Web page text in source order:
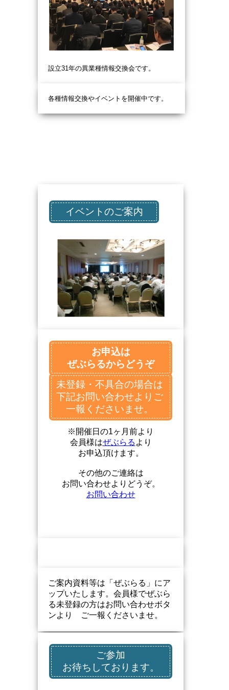
設立31年の異業種情報交換会です。
各種情報交換やイベントを開催中です。
イベントのご案内
お申込は
ぜぶらるからどうぞ
未登録・不具合の場合は
下記お問い合わせよりご
一報くださいませ。
※開催日の1ヶ月前より
会員様はぜぶらる より
お申込頂けます。
その他のご連絡は
お問い合わせよりどうぞ。
お問い合わせ
ご案内資料等は「ぜぶらる」にア
ップいたします。会員様でぜぶら
る未登録の方はお問い合わせボタ
ンより ご一報くださいませ。
ご参加
お待ちしております。